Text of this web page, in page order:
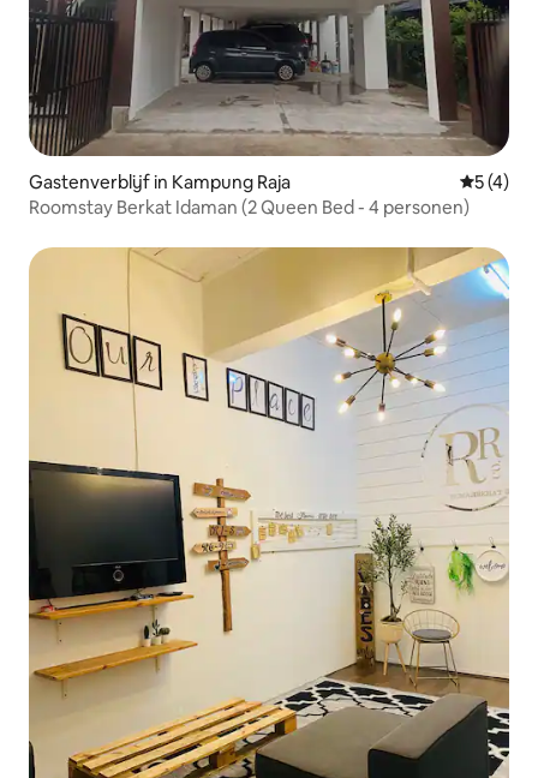
Gastenverblijf in Kampung Raja
5 (4)
Roomstay Berkat Idaman (2 Queen Bed - 4 personen)